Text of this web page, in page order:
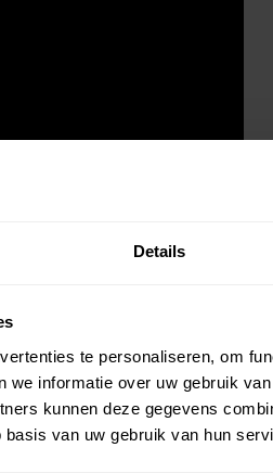
Details
te personaliseren, om
we informatie over uw gebruik
kunnen deze gegevens
van uw gebruik van hun